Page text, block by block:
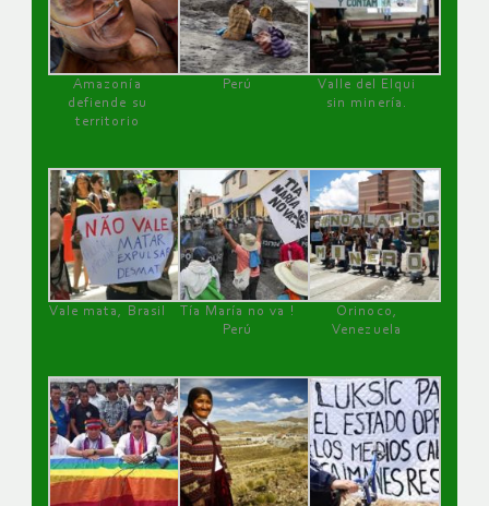
Amazonía
defiende su
territorio
Perú
Valle del Elqui
sin minería.
Vale mata, Brasil
Tía María no va !
Perú
Orinoco,
Venezuela